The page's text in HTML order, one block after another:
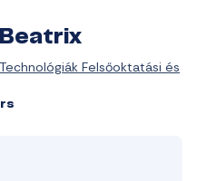
Felsőoktatási és